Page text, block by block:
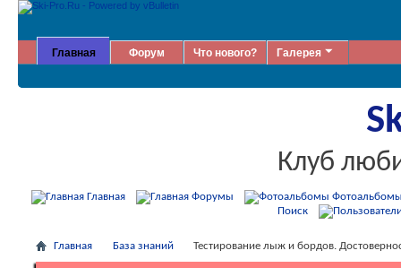
Главная Форум Что нового? Галерея
Клуб
Главная Форумы
Поиск
Главная База знаний Тестирование лыж и бордов.